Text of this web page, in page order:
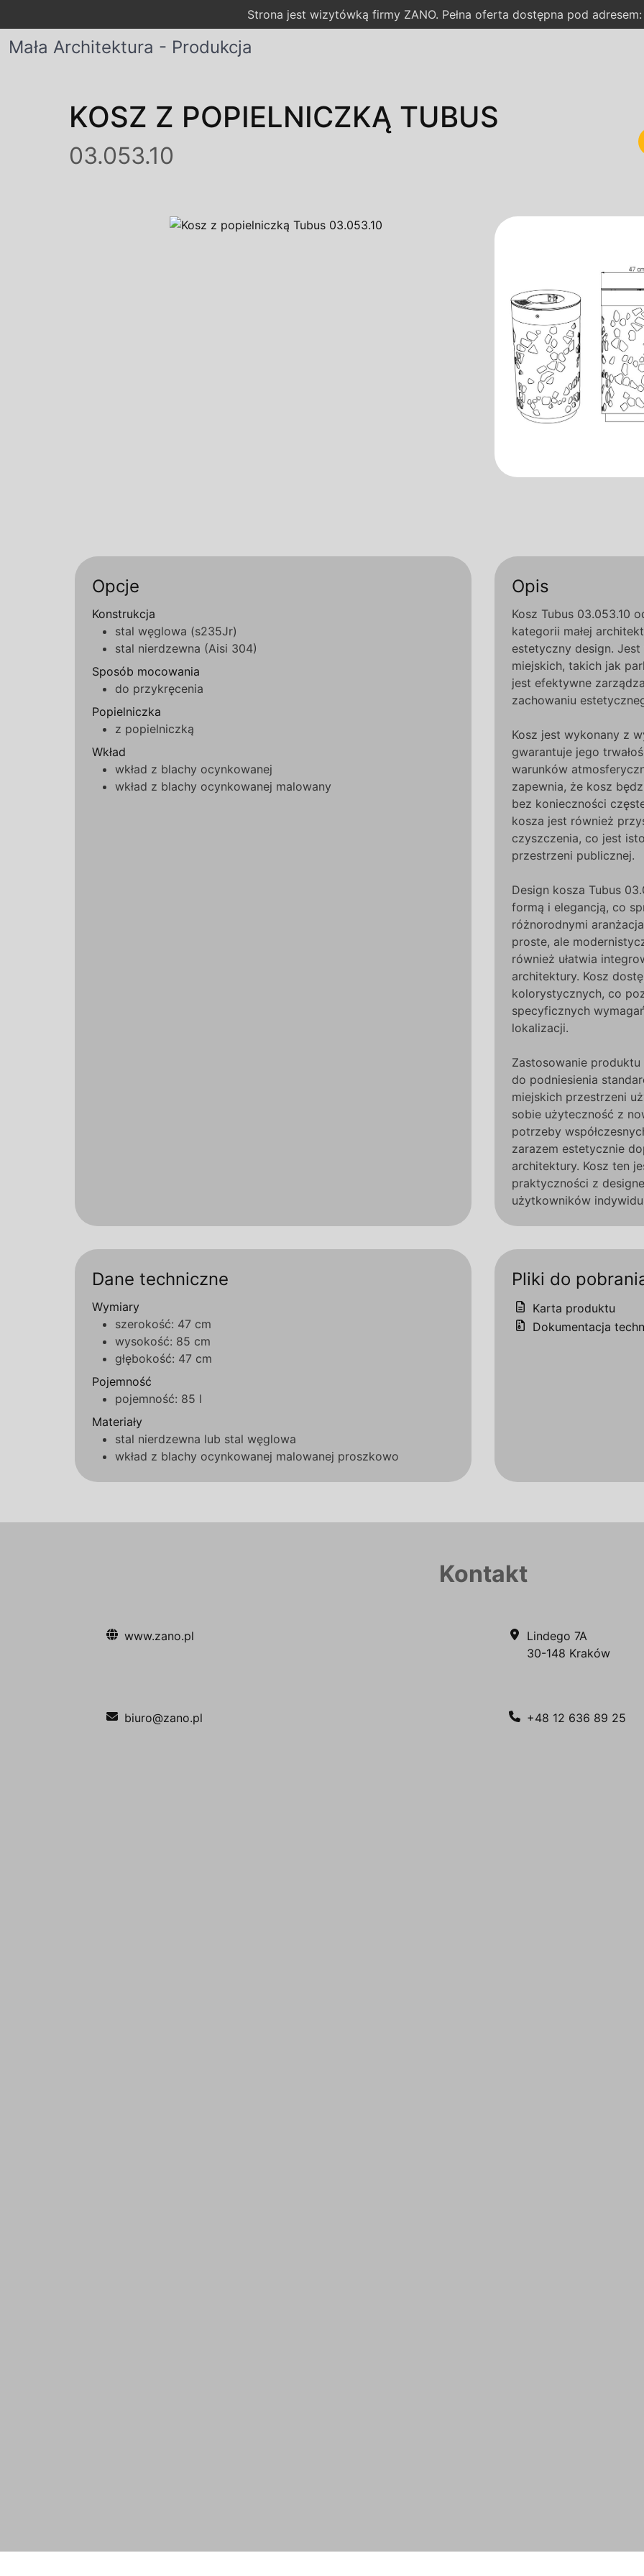
Strona jest wizytówką firmy ZANO. Pełna oferta dostępna pod adresem:
Mała Architektura - Produkcja
KOSZ Z POPIELNICZKĄ TUBUS
03.053.10
Opcje
Konstrukcja
stal węglowa (s235Jr)
stal nierdzewna (Aisi 304)
Sposób mocowania
do przykręcenia
Popielniczka
z popielniczką
Wkład
wkład z blachy ocynkowanej
wkład z blachy ocynkowanej malowany
Opis
Kosz Tubus 03.053.10
kategorii małej
estetyczny design.
miejskich, takich jak
jest efektywne
zachowaniu
Kosz jest wykonany z
gwarantuje jego
warunków
zapewnia, że kosz
bez konieczności
kosza jest również
czyszczenia, co jest
przestrzeni publicznej.
Design kosza Tubus
formą i elegancją, co
różnorodnymi
proste, ale
również ułatwia
architektury. Kosz
kolorystycznych, co
specyficznych
lokalizacji.
Zastosowanie
do podniesienia
miejskich przestrzeni
sobie użyteczność z
potrzeby
zarazem estetycznie
architektury. Kosz ten
praktyczności z
użytkowników
Dane techniczne
Wymiary
szerokość: 47 cm
wysokość: 85 cm
głębokość: 47 cm
Pojemność
pojemność: 85 l
Materiały
stal nierdzewna lub stal węglowa
wkład z blachy ocynkowanej malowanej proszkowo
Pliki do
Karta produktu
Dokumentacja
Kontakt
www.zano.pl
Lindego 7A
30-148 Kraków
biuro@zano.pl +48 12 636 89 25